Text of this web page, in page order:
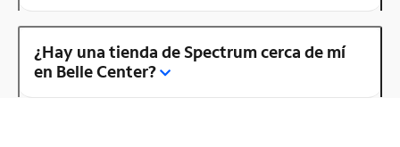
¿Hay una tienda de Spectrum cerca de mí
en Belle Center?